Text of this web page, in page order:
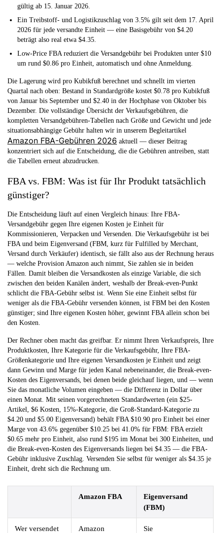
gültig ab 15. Januar 2026.
Ein Treibstoff- und Logistikzuschlag von 3.5% gilt seit dem 17. April
2026 für jede versandte Einheit — eine Basisgebühr von $4.20
beträgt also real etwa $4.35.
Low-Price FBA reduziert die Versandgebühr bei Produkten unter $10
um rund $0.86 pro Einheit, automatisch und ohne Anmeldung.
Die Lagerung wird pro Kubikfuß berechnet und schnellt im vierten
Quartal nach oben: Bestand in Standardgröße kostet $0.78 pro Kubikfuß
von Januar bis September und $2.40 in der Hochphase von Oktober bis
Dezember. Die vollständige Übersicht der Verkaufsgebühren, die
kompletten Versandgebühren-Tabellen nach Größe und Gewicht und jede
situationsabhängige Gebühr halten wir in unserem Begleitartikel
Amazon FBA-Gebühren 2026 aktuell — dieser Beitrag
konzentriert sich auf die Entscheidung, die die Gebühren antreiben, statt
die Tabellen erneut abzudrucken.
FBA vs. FBM: Was ist für Ihr Produkt tatsächlich
günstiger?
Die Entscheidung läuft auf einen Vergleich hinaus: Ihre FBA-
Versandgebühr gegen Ihre eigenen Kosten je Einheit für
Kommissionieren, Verpacken und Versenden . Die Verkaufsgebühr ist bei
FBA und beim Eigenversand (FBM, kurz für Fulfilled by Merchant,
Versand durch Verkäufer) identisch, sie fällt also aus der Rechnung heraus
— welche Provision Amazon auch nimmt, Sie zahlen sie in beiden
Fällen. Damit bleiben die Versandkosten als einzige Variable, die sich
zwischen den beiden Kanälen ändert, weshalb der Break-even-Punkt
schlicht die FBA-Gebühr selbst ist. Wenn Sie eine Einheit selbst für
weniger als die FBA-Gebühr versenden können, ist FBM bei den Kosten
günstiger; sind Ihre eigenen Kosten höher, gewinnt FBA allein schon bei
den Kosten.
Der Rechner oben macht das greifbar. Er nimmt Ihren Verkaufspreis, Ihre
Produktkosten, Ihre Kategorie für die Verkaufsgebühr, Ihre FBA-
Größenkategorie und Ihre eigenen Versandkosten je Einheit und zeigt
dann Gewinn und Marge für jeden Kanal nebeneinander, die Break-even-
Kosten des Eigenversands, bei denen beide gleichauf liegen, und — wenn
Sie das monatliche Volumen eingeben — die Differenz in Dollar über
einen Monat. Mit seinen vorgerechneten Standardwerten (ein $25-
Artikel, $6 Kosten, 15%-Kategorie, die Groß-Standard-Kategorie zu
$4.20 und $5.00 Eigenversand) behält FBA $10.90 pro Einheit bei einer
Marge von 43.6% gegenüber $10.25 bei 41.0% für FBM: FBA erzielt
$0.65 mehr pro Einheit, also rund $195 im Monat bei 300 Einheiten, und
die Break-even-Kosten des Eigenversands liegen bei $4.35 — die FBA-
Gebühr inklusive Zuschlag. Versenden Sie selbst für weniger als $4.35 je
Einheit, dreht sich die Rechnung um.
Amazon FBA
Eigenversand
(FBM)
Wer versendet
Amazon Sie